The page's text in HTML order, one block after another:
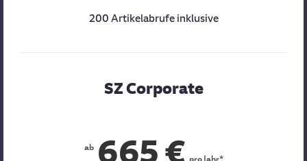
200 Artikelabrufe inklusive
SZ Corporate
ab 665 €